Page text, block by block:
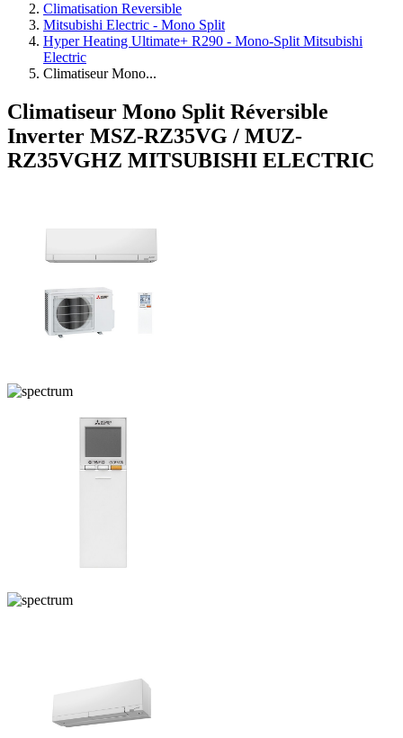
Climatisation Reversible
Mitsubishi Electric - Mono Split
Hyper Heating Ultimate+ R290 - Mono-Split Mitsubishi
Electric
Climatiseur Mono...
Climatiseur Mono Split Réversible
Inverter MSZ-RZ35VG / MUZ-
RZ35VGHZ MITSUBISHI ELECTRIC